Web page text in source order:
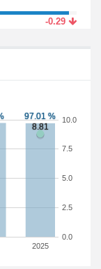
-0.29
2025
0.0
2.5
5.0
7.5
10.0